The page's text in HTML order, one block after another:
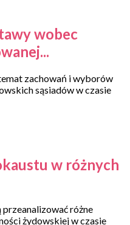
wobec
zachowań i wyborów
sąsiadów w czasie
w różnych
różne
żydowskiej w czasie